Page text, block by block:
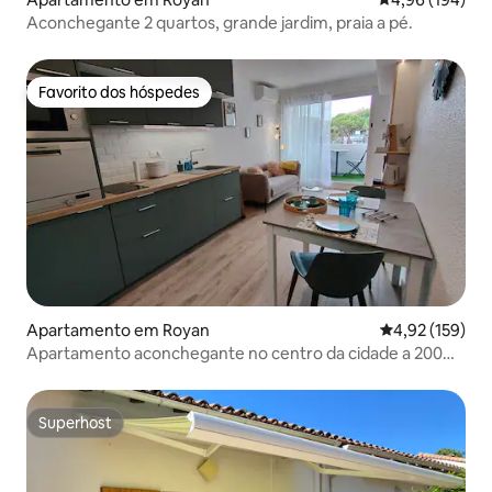
Aconchegante 2 quartos, grande jardim, praia a pé.
Favorito dos hóspedes
Favorito dos hóspedes
Apartamento em Royan Classificação
4,92 (159)
Apartamento aconchegante no centro da cidade a 200
Superhost
Superhost